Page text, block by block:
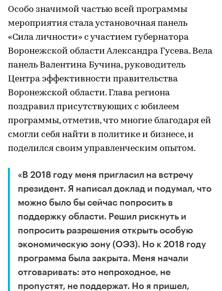
Особо значимой частью всей программы
мероприятия стала установочная панель
«Сила личности» с участием губернатора
Воронежской области Александра Гусева. Вела
панель Валентина Бучина, руководитель
Центра эффективности правительства
Воронежской области. Глава региона
поздравил присутствующих с юбилеем
программы, отметив, что многие благодаря ей
смогли себя найти в политике и бизнесе, и
поделился своим управленческим опытом.
«В 2018 году меня пригласил на встречу
президент. Я написал доклад и подумал, что
можно было бы сейчас попросить в
поддержку области. Решил рискнуть и
попросить разрешения открыть особую
экономическую зону (ОЭЗ). Но к 2018 году
программа была закрыта. Меня начали
отговаривать: это непроходное, не
пропустят, не поддержат. Но я пришел,